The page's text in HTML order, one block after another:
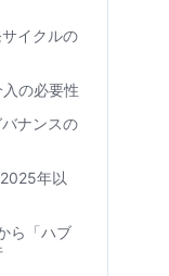
イクルの
の必要性
ナンスの
年以
ら「ハブ